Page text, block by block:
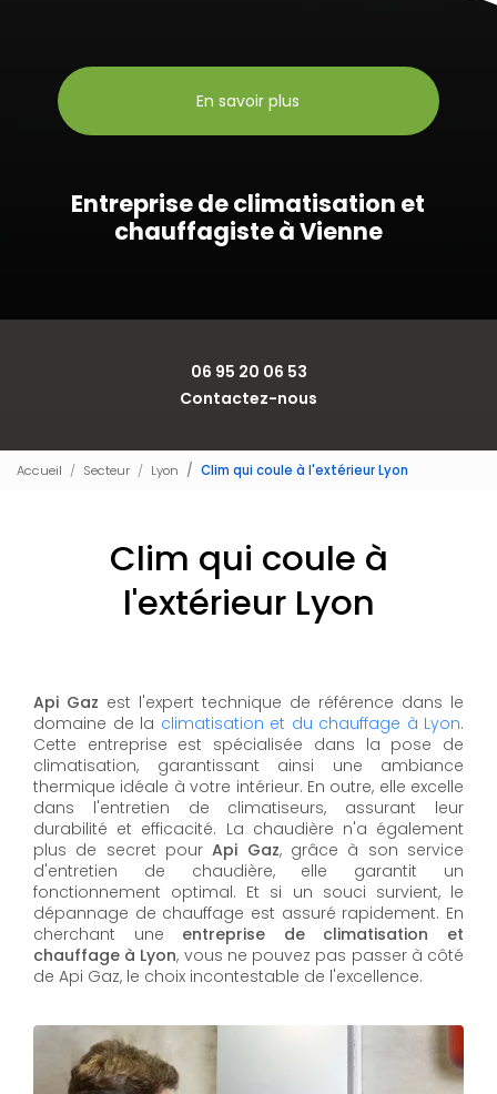
En savoir plus
Entreprise de climatisation et
chauffagiste à Vienne
06 95 20 06 53
Contactez-nous
Accueil Secteur Lyon Clim qui coule à l'extérieur Lyon
Clim qui coule à
l'extérieur Lyon
Api Gaz est l'expert technique de référence dans le
domaine de la climatisation et du chauffage à Lyon.
Cette entreprise est spécialisée dans la pose de
climatisation, garantissant ainsi une ambiance
thermique idéale à votre intérieur. En outre, elle excelle
dans l'entretien de climatiseurs, assurant leur
durabilité et efficacité. La chaudière n'a également
plus de secret pourApi Gaz, grâce à son service
d'entretien de chaudière, elle garantit un
fonctionnement optimal. Et si un souci survient, le
dépannage de chauffage est assuré rapidement. En
cherchant une entreprise de climatisation et
chauffage à Lyon, vous ne pouvez pas passer à côté
de Api Gaz, le choix incontestable de l'excellence.